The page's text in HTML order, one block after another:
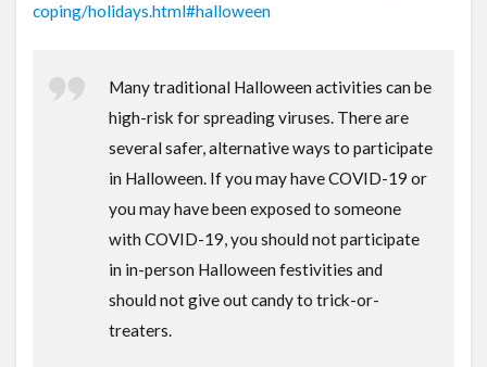
coping/holidays.html#halloween
Many traditional Halloween activities can be
high-risk for spreading viruses. There are
several safer, alternative ways to participate
in Halloween. If you may have COVID-19 or
you may have been exposed to someone
with COVID-19, you should not participate
in in-person Halloween festivities and
should not give out candy to trick-or-
treaters.